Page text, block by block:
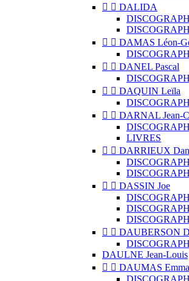
  DALIDA
  DAMAS Léon-
  DANEL Pascal
  DAQUIN Leïla
  DARNAL Jean-
LIVRES
  DARRIEUX
  DASSIN Joe
  DAUBERSON
DAULNE Jean-Louis
  DAUMAS Emma